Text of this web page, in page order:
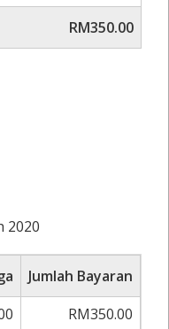
RM350.00
2020
Jumlah Bayaran
RM350.00